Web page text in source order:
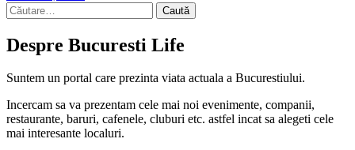
Caută
după:
Despre Bucuresti Life
Suntem un portal care prezinta viata actuala a Bucurestiului.
Incercam sa va prezentam cele mai noi evenimente, companii,
restaurante, baruri, cafenele, cluburi etc. astfel incat sa alegeti cele
mai interesante localuri.